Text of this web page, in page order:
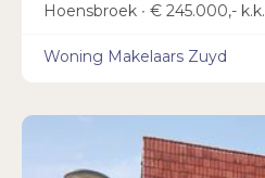
Hoensbroek ∙ € 245.000,- k.k.
Woning Makelaars Zuyd